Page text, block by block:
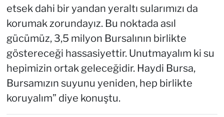
etsek dahi bir yandan yeraltı sularımızı da
korumak zorundayız. Bu noktada asıl
gücümüz, 3,5 milyon Bursalının birlikte
göstereceği hassasiyettir. Unutmayalım ki su
hepimizin ortak geleceğidir. Haydi Bursa,
Bursamızın suyunu yeniden, hep birlikte
koruyalım” diye konuştu.